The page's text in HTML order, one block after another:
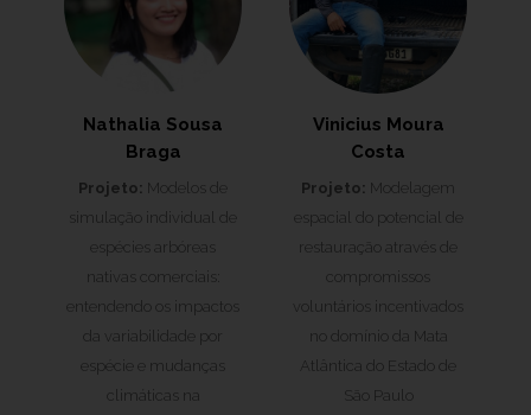
Nathalia Sousa
Braga
Projeto: Modelos de
simulação individual de
espécies arbóreas
nativas comerciais:
entendendo os impactos
da variabilidade por
espécie e mudanças
climáticas na
Vinicius Moura
Costa
Projeto: Modelagem
espacial do potencial de
restauração através de
compromissos
voluntários incentivados
no domínio da Mata
Atlântica do Estado de
São Paulo